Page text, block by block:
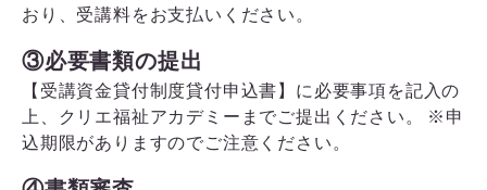
おり、受講料をお支払いください。
③必要書類の提出
【受講資金貸付制度貸付申込書】に必要事項を記入の
上、クリエ福祉アカデミーまでご提出ください。 ※申
込期限がありますのでご注意ください。